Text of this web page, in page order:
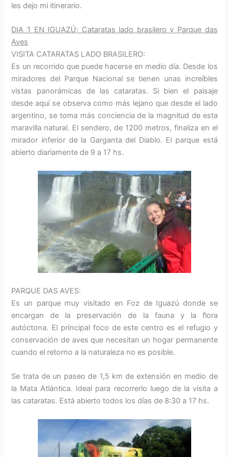
les dejo mi itinerario.
DIA 1 EN IGUAZÚ: Cataratas lado brasilero y Parque das
Aves
VISITA CATARATAS LADO BRASILERO:
Es un recorrido que puede hacerse en medio día. Desde los
miradores del Parque Nacional se tienen unas increíbles
vistas panorámicas de las cataratas. Si bien el paisaje
desde aquí se observa como más lejano que desde el lado
argentino, se toma más conciencia de la magnitud de esta
maravilla natural. El sendero, de 1200 metros, finaliza en el
mirador inferior de la Garganta del Diablo. El parque está
abierto diariamente de 9 a 17 hs.
PARQUE DAS AVES:
Es un parque muy visitado en Foz de Iguazú donde se
encargan de la preservación de la fauna y la flora
autóctona. El principal foco de este centro es el refugio y
conservación de aves que necesitan un hogar permanente
cuando el retorno a la naturaleza no es posible.
Se trata de un paseo de 1,5 km de extensión en medio de
la Mata Atlántica. Ideal para recorrerlo luego de la visita a
las cataratas. Está abierto todos los días de 8:30 a 17 hs.